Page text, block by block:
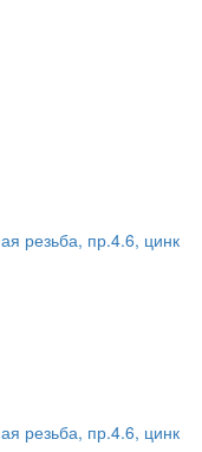
резьба, пр.4.6, цинк
резьба, пр.4.6, цинк